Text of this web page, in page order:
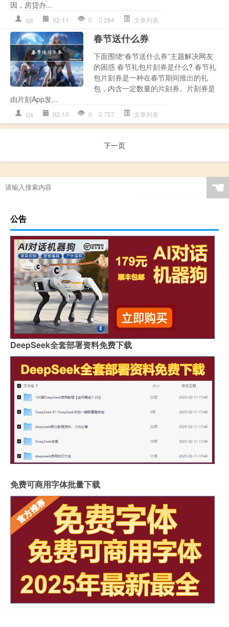
因，房贷办...
cjs 02-11 0 284 文章列表
春节送什么券
下面围绕“春节送什么券”主题解决网友
的困惑 春节礼包片刻券是什么? 春节礼
包片刻券是一种在春节期间推出的礼
包，内含一定数量的片刻券。片刻券是
由片刻App发...
cjs 02-10 0 757 文章列表
下一页
☚
公告
DeepSeek全套部署资料免费下载
免费可商用字体批量下载